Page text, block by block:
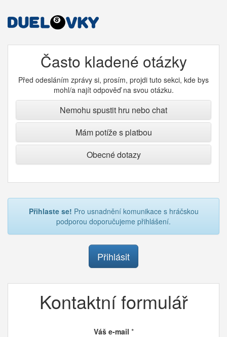
Často kladené otázky
Před odesláním zprávy si, prosím, projdi tuto sekci, kde bys
mohl/a najít odpověď na svou otázku.
Nemohu spustit hru nebo chat
Mám potíže s platbou
Obecné dotazy
Přihlaste se! Pro usnadnění komunikace s hráčskou
podporou doporučujeme přihlášení.
Přihlásit
Kontaktní formulář
Váš e-mail *